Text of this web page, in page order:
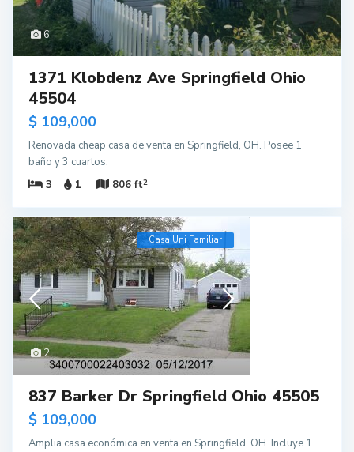
6
1371 Klobdenz Ave Springfield Ohio
45504
$ 109,000
Renovada cheap casa de venta en Springfield, OH. Posee 1
baño y 3 cuartos.
3
1 806 ft2
2
Casa Uni Familiar
837 Barker Dr Springfield Ohio 45505
$ 109,000
Amplia casa económica en venta en Springfield, OH. Incluye 1